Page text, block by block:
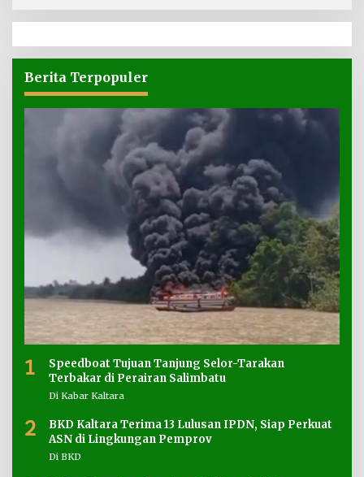
Berita Terpopuler
1
Speedboat Tujuan Tanjung Selor-Tarakan
Terbakar di Perairan Salimbatu
Di Kabar Kaltara
2
BKD Kaltara Terima 13 Lulusan IPDN, Siap Perkuat
ASN di Lingkungan Pemprov
Di BKD